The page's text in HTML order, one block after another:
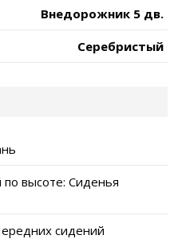
Внедорожник 5 дв.
Серебристый
по высоте: Сиденья
сидений